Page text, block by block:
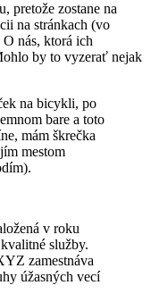
pretože zostane na
na stránkach (vo
nás, ktorá ich
by to vyzerať nejak
na bicykli, po
bare a toto
mám škrečka
mestom
v roku
služby.
zamestnáva
úžasných vecí